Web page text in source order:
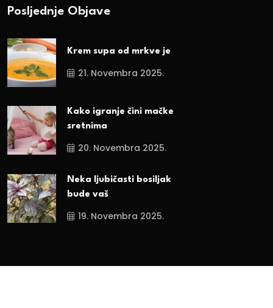
Posljednje Objave
Krem supa od mrkve je
21. Novembra 2025.
Kako igranje čini mačke
sretnima
20. Novembra 2025.
Neka ljubičasti bosiljak
bude vaš
19. Novembra 2025.